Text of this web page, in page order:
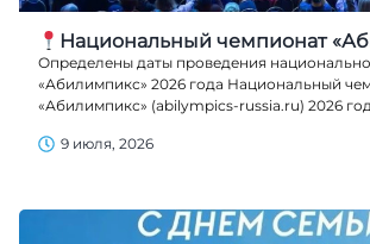
Национальный чемпионат
Определены даты проведения
«Абилимпикс» 2026 года Национальный
«Абилимпикс» (abilympics-russia.ru) 2026
9 июля, 2026